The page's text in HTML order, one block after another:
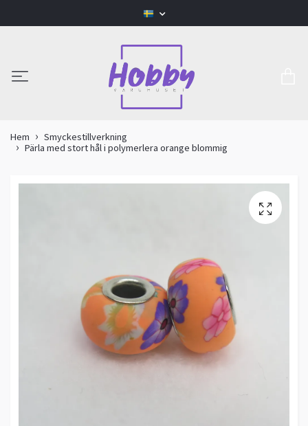
Hem
Smyckestillverkning
Pärla med stort hål i polymerlera orange blommig